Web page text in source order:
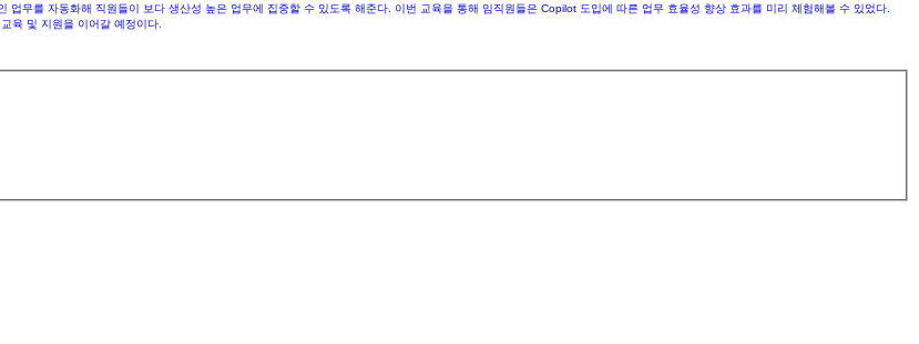
무를 자동화해 직원들이 보다 생산성 높은 업무에 집중할 수 있도록 해준다. 이번 교육을 통해 임직원들은 Copilot 도입에 따른 업무 효율성 향상 효과를 미리 체험해볼 수 있었다.
육 및 지원을 이어갈 예정이다.​